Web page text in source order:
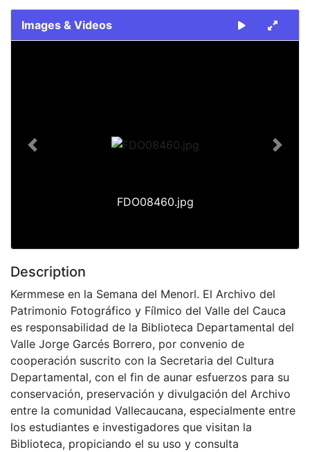
Images & Videos
FDO08460.jpg
Previous Next
Description
Kermmese en la Semana del Menorl. El Archivo del
Patrimonio Fotográfico y Fílmico del Valle del Cauca
es responsabilidad de la Biblioteca Departamental del
Valle Jorge Garcés Borrero, por convenio de
cooperación suscrito con la Secretaria del Cultura
Departamental, con el fin de aunar esfuerzos para su
conservación, preservación y divulgación del Archivo
entre la comunidad Vallecaucana, especialmente entre
los estudiantes e investigadores que visitan la
Biblioteca, propiciando el su uso y consulta